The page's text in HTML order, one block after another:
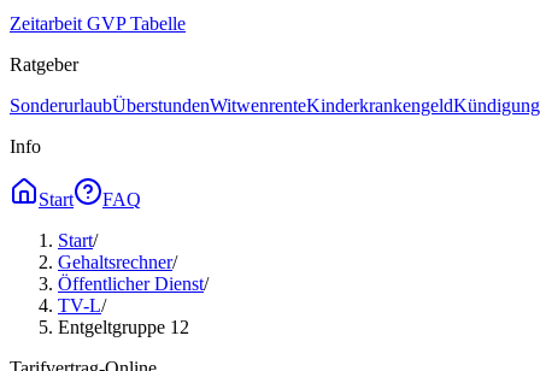
Zeitarbeit GVP Tabelle
Ratgeber
SonderurlaubÜberstundenWitwenrenteKinderkrankengeld
Info
Start
FAQ
Start/
Gehaltsrechner/
Öffentlicher Dienst/
TV-L/
Entgeltgruppe 12